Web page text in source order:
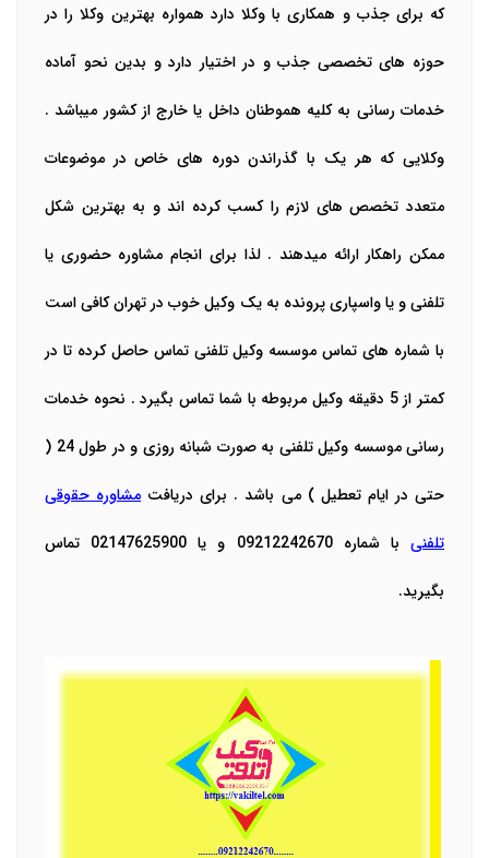
که برای جذب و همکاری با وکلا دارد همواره بهترین وکلا را در
حوزه های تخصصی جذب و در اختیار دارد و بدین نحو آماده
خدمات رسانی به کلیه هموطنان داخل یا خارج از کشور میباشد .
وکلایی که هر یک با گذراندن دوره های خاص در موضوعات
متعدد تخصص های لازم را کسب کرده اند و به بهترین شکل
ممکن راهکار ارائه میدهند . لذا برای انجام مشاوره حضوری یا
تلفنی و یا واسپاری پرونده به یک وکیل خوب در تهران کافی است
با شماره های تماس موسسه وکیل تلفنی تماس حاصل کرده تا در
کمتر از 5 دقیقه وکیل مربوطه با شما تماس بگیرد . نحوه خدمات
رسانی موسسه وکیل تلفنی به صورت شبانه روزی و در طول 24 (
حتی در ایام تعطیل ) می باشد . برای دریافت مشاوره حقوقی
تلفنی
با شماره 09212242670 و یا 02147625900 تماس
بگیرید.